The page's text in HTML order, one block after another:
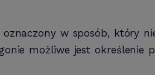
w sposób, który
możliwe jest określenie